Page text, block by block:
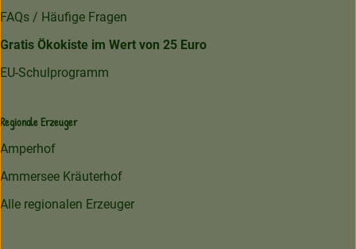
FAQs / Häufige Fragen
Gratis Ökokiste im Wert von 25 Euro
EU-Schulprogramm
Regionale Erzeuger
Amperhof
Ammersee Kräuterhof
Alle regionalen Erzeuger